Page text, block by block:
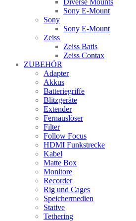
Diverse Mounts
Sony E-Mount
Sony
Sony E-Mount
Zeiss
Zeiss Batis
Zeiss Contax
ZUBEHÖR
Adapter
Akkus
Batteriegriffe
Blitzgeräte
Extender
Fernauslöser
Filter
Follow Focus
HDMI Funkstrecke
Kabel
Matte Box
Monitore
Recorder
Rig und Cages
Speichermedien
Stative
Tethering